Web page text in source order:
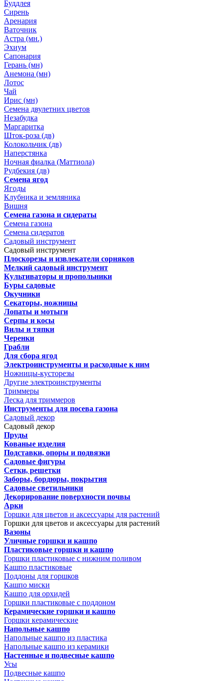
Буддлея
Сирень
Аренария
Ваточник
Астра (мн.)
Эхиум
Сапонария
Герань (мн)
Анемона (мн)
Лотос
Чай
Ирис (мн)
Семена двулетних цветов
Незабудка
Маргаритка
Шток-роза (дв)
Колокольчик (дв)
Наперстянка
Ночная фиалка (Маттиола)
Рудбекия (дв)
Семена ягод
Ягоды
Клубника и земляника
Вишня
Семена газона и сидераты
Семена газона
Семена сидератов
Садовый инструмент
Садовый инструмент
Плоскорезы и извлекатели сорняков
Мелкий садовый инструмент
Культиваторы и пропольники
Буры садовые
Окучники
Секаторы, ножницы
Лопаты и мотыги
Серпы и косы
Вилы и тяпки
Черенки
Грабли
Для сбора ягод
Электроинструменты и расходные к ним
Ножницы-кусторезы
Другие электроинструменты
Триммеры
Леска для триммеров
Инструменты для посева газона
Садовый декор
Садовый декор
Пруды
Кованые изделия
Подставки, опоры и подвязки
Садовые фигуры
Сетки, решетки
Заборы, бордюры, покрытия
Садовые светильники
Декорирование поверхности почвы
Арки
Горшки для цветов и аксессуары для растений
Горшки для цветов и аксессуары для растений
Вазоны
Уличные горшки и кашпо
Пластиковые горшки и кашпо
Горшки пластиковые с нижним поливом
Кашпо пластиковые
Поддоны для горшков
Кашпо миски
Кашпо для орхидей
Горшки пластиковые с поддоном
Керамические горшки и кашпо
Горшки керамические
Напольные кашпо
Напольные кашпо из пластика
Напольные кашпо из керамики
Настенные и подвесные кашпо
Усы
Подвесные кашпо